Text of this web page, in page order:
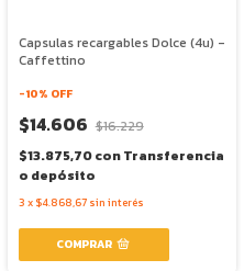
Capsulas recargables Dolce (4u) -
Caffettino
-10% OFF
$14.606 $16.229
$13.875,70conTransferencia
o depósito
3 x $4.868,67 sin interés